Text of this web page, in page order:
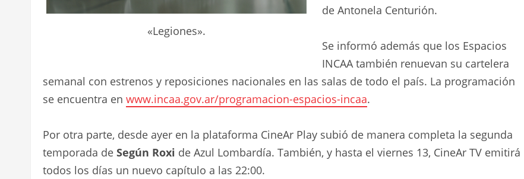
«Legiones».
de Antonela Centurión.
Se informó además que los Espacios
INCAA también renuevan su cartelera
semanal con estrenos y reposiciones nacionales en las salas de todo el país. La programación
se encuentra en www.incaa.gov.ar/programacion-espacios-incaa.
Por otra parte, desde ayer en la plataforma CineAr Play subió de manera completa la segunda
temporada de Según Roxi de Azul Lombardía. También, y hasta el viernes 13, CineAr TV emitirá
todos los días un nuevo capítulo a las 22:00.